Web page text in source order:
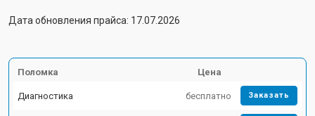
Дата обновления прайса: 17.07.2026
Поломка Цена
Диагностика бесплатно Заказать